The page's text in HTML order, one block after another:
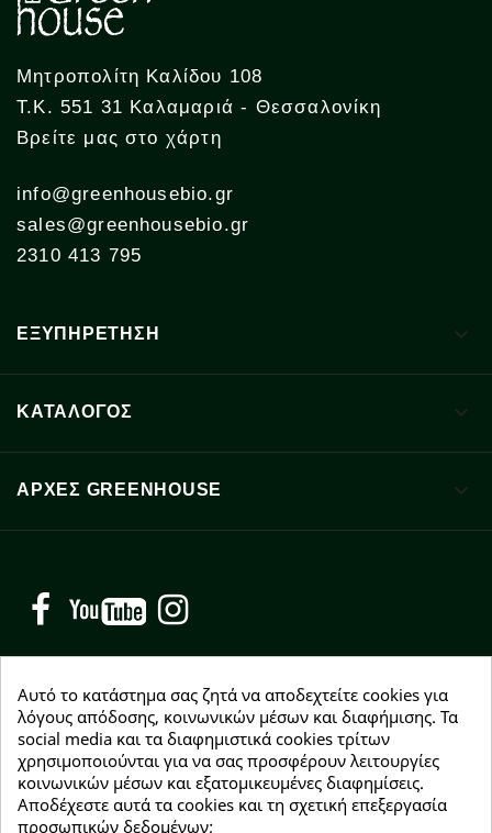
Μητροπολίτη Καλίδου 108
Τ.Κ. 551 31 Καλαμαριά - Θεσσαλονίκη
Βρείτε μας στο χάρτη
info@greenhousebio.gr
sales@greenhousebio.gr
2310 413 795
ΕΞΥΠΗΡΕΤΗΣΗ 
ΚΑΤΑΛΟΓΟΣ 
ΑΡΧΈΣ GREENHOUSE 
Facebook YouTube
NEWSLETTER
Εγγραφείτε δωρεάν και θα είστε οι πρώτοι που θα
λάβετε τα νέα μας γύρω από προσφορές, εκπτώσεις
και νέα προϊόντα.
Αυτό το κατάστημα σας ζητά να αποδεχτείτε cookies για
λόγους απόδοσης, κοινωνικών μέσων και διαφήμισης. Τα
social media και τα διαφημιστικά cookies τρίτων
χρησιμοποιούνται για να σας προσφέρουν λειτουργίες
κοινωνικών μέσων και εξατομικευμένες διαφημίσεις.
Αποδέχεστε αυτά τα cookies και τη σχετική επεξεργασία
προσωπικών δεδομένων;